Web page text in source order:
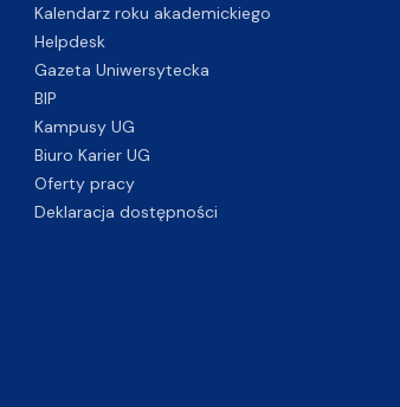
Kalendarz roku akademickiego
Helpdesk
Gazeta Uniwersytecka
BIP
Kampusy UG
Biuro Karier UG
Oferty pracy
Deklaracja dostępności